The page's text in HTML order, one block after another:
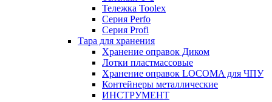
Тележка Toolex
Серия Perfo
Серия Profi
Тара для хранения
Хранение оправок Диком
Лотки пластмассовые
Хранение оправок LOCOMA для ЧПУ
Контейнеры металлические
ИНСТРУМЕНТ